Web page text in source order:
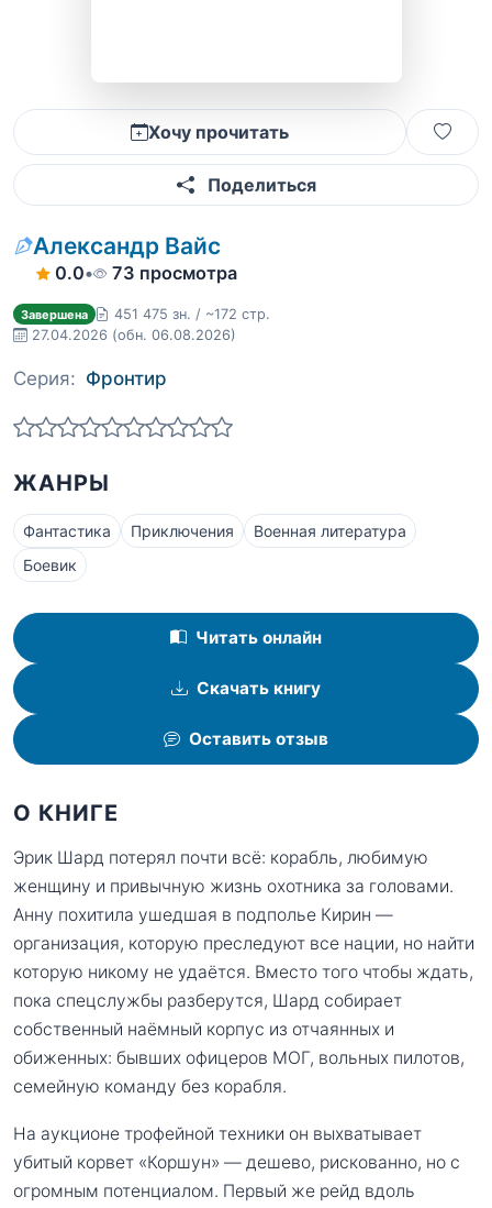
Хочу прочитать
Поделиться
Александр Вайс
0.0• 73 просмотра
Завершена
451 475 зн. / ~172 стр.
27.04.2026 (обн. 06.08.2026)
Серия: Фронтир
ЖАНРЫ
Фантастика Приключения
Военная литература
Боевик
Читать онлайн
Скачать книгу
Оставить отзыв
О КНИГЕ
Эрик Шард потерял почти всё: корабль, любимую
женщину и привычную жизнь охотника за головами.
Анну похитила ушедшая в подполье Кирин —
организация, которую преследуют все нации, но найти
которую никому не удаётся. Вместо того чтобы ждать,
пока спецслужбы разберутся, Шард собирает
собственный наёмный корпус из отчаянных и
обиженных: бывших офицеров МОГ, вольных пилотов,
семейную команду без корабля.
На аукционе трофейной техники он выхватывает
убитый корвет «Коршун» — дешево, рискованно, но с
огромным потенциалом. Первый же рейд вдоль